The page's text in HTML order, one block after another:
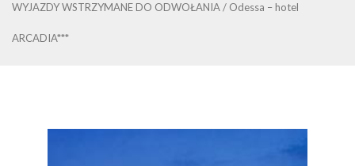
WYJAZDY WSTRZYMANE DO ODWOŁANIA/ Odessa – hotel
ARCADIA***